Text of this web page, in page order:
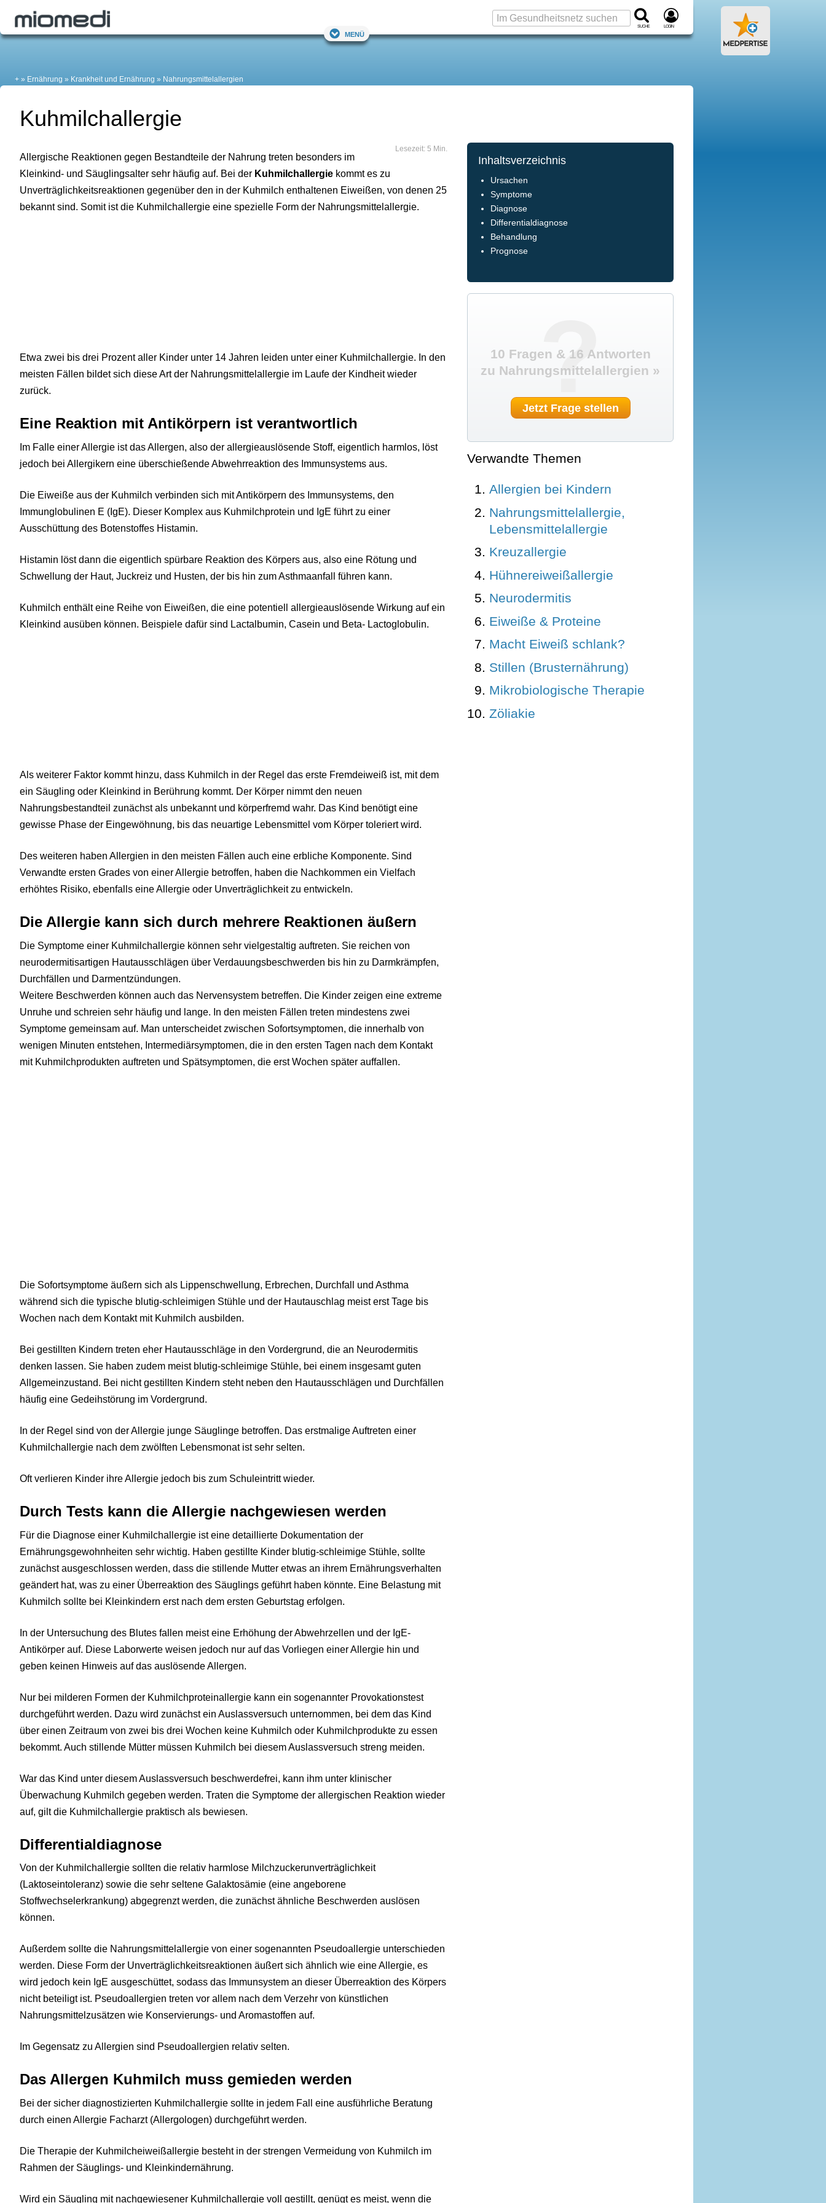
Suche Login
Menü
+ Ernährung Krankheit und Ernährung Nahrungsmittelallergien
Kuhmilchallergie
Lesezeit: 5 Min.
Allergische Reaktionen gegen Bestandteile der Nahrung treten besonders im
Kleinkind- und Säuglingsalter sehr häufig auf. Bei der Kuhmilchallergie kommt es zu
Unverträglichkeitsreaktionen gegenüber den in der Kuhmilch enthaltenen Eiweißen, von denen 25
bekannt sind. Somit ist die Kuhmilchallergie eine spezielle Form der Nahrungsmittelallergie.
Etwa zwei bis drei Prozent aller Kinder unter 14 Jahren leiden unter einer Kuhmilchallergie. In den
meisten Fällen bildet sich diese Art der Nahrungsmittelallergie im Laufe der Kindheit wieder
zurück.
Eine Reaktion mit Antikörpern ist verantwortlich
Im Falle einer Allergie ist das Allergen, also der allergieauslösende Stoff, eigentlich harmlos, löst
jedoch bei Allergikern eine überschießende Abwehrreaktion des Immunsystems aus.
Die Eiweiße aus der Kuhmilch verbinden sich mit Antikörpern des Immunsystems, den
Immunglobulinen E (IgE). Dieser Komplex aus Kuhmilchprotein und IgE führt zu einer
Ausschüttung des Botenstoffes Histamin.
Histamin löst dann die eigentlich spürbare Reaktion des Körpers aus, also eine Rötung und
Schwellung der Haut, Juckreiz und Husten, der bis hin zum Asthmaanfall führen kann.
Kuhmilch enthält eine Reihe von Eiweißen, die eine potentiell allergieauslösende Wirkung auf ein
Kleinkind ausüben können. Beispiele dafür sind Lactalbumin, Casein und Beta- Lactoglobulin.
Als weiterer Faktor kommt hinzu, dass Kuhmilch in der Regel das erste Fremdeiweiß ist, mit dem
ein Säugling oder Kleinkind in Berührung kommt. Der Körper nimmt den neuen
Nahrungsbestandteil zunächst als unbekannt und körperfremd wahr. Das Kind benötigt eine
gewisse Phase der Eingewöhnung, bis das neuartige Lebensmittel vom Körper toleriert wird.
Des weiteren haben Allergien in den meisten Fällen auch eine erbliche Komponente. Sind
Verwandte ersten Grades von einer Allergie betroffen, haben die Nachkommen ein Vielfach
erhöhtes Risiko, ebenfalls eine Allergie oder Unverträglichkeit zu entwickeln.
Die Allergie kann sich durch mehrere Reaktionen äußern
Die Symptome einer Kuhmilchallergie können sehr vielgestaltig auftreten. Sie reichen von
neurodermitisartigen Hautausschlägen über Verdauungsbeschwerden bis hin zu Darmkrämpfen,
Durchfällen und Darmentzündungen.
Weitere Beschwerden können auch das Nervensystem betreffen. Die Kinder zeigen eine extreme
Unruhe und schreien sehr häufig und lange. In den meisten Fällen treten mindestens zwei
Symptome gemeinsam auf. Man unterscheidet zwischen Sofortsymptomen, die innerhalb von
wenigen Minuten entstehen, Intermediärsymptomen, die in den ersten Tagen nach dem Kontakt
mit Kuhmilchprodukten auftreten und Spätsymptomen, die erst Wochen später auffallen.
Die Sofortsymptome äußern sich als Lippenschwellung, Erbrechen, Durchfall und Asthma
während sich die typische blutig-schleimigen Stühle und der Hautauschlag meist erst Tage bis
Wochen nach dem Kontakt mit Kuhmilch ausbilden.
Bei gestillten Kindern treten eher Hautausschläge in den Vordergrund, die an Neurodermitis
denken lassen. Sie haben zudem meist blutig-schleimige Stühle, bei einem insgesamt guten
Allgemeinzustand. Bei nicht gestillten Kindern steht neben den Hautausschlägen und Durchfällen
häufig eine Gedeihstörung im Vordergrund.
In der Regel sind von der Allergie junge Säuglinge betroffen. Das erstmalige Auftreten einer
Kuhmilchallergie nach dem zwölften Lebensmonat ist sehr selten.
Oft verlieren Kinder ihre Allergie jedoch bis zum Schuleintritt wieder.
Durch Tests kann die Allergie nachgewiesen werden
Für die Diagnose einer Kuhmilchallergie ist eine detaillierte Dokumentation der
Ernährungsgewohnheiten sehr wichtig. Haben gestillte Kinder blutig-schleimige Stühle, sollte
zunächst ausgeschlossen werden, dass die stillende Mutter etwas an ihrem Ernährungsverhalten
geändert hat, was zu einer Überreaktion des Säuglings geführt haben könnte. Eine Belastung mit
Kuhmilch sollte bei Kleinkindern erst nach dem ersten Geburtstag erfolgen.
In der Untersuchung des Blutes fallen meist eine Erhöhung der Abwehrzellen und der IgE-
Antikörper auf. Diese Laborwerte weisen jedoch nur auf das Vorliegen einer Allergie hin und
geben keinen Hinweis auf das auslösende Allergen.
Nur bei milderen Formen der Kuhmilchproteinallergie kann ein sogenannter Provokationstest
durchgeführt werden. Dazu wird zunächst ein Auslassversuch unternommen, bei dem das Kind
über einen Zeitraum von zwei bis drei Wochen keine Kuhmilch oder Kuhmilchprodukte zu essen
bekommt. Auch stillende Mütter müssen Kuhmilch bei diesem Auslassversuch streng meiden.
War das Kind unter diesem Auslassversuch beschwerdefrei, kann ihm unter klinischer
Überwachung Kuhmilch gegeben werden. Traten die Symptome der allergischen Reaktion wieder
auf, gilt die Kuhmilchallergie praktisch als bewiesen.
Differentialdiagnose
Von der Kuhmilchallergie sollten die relativ harmlose Milchzuckerunverträglichkeit
(Laktoseintoleranz) sowie die sehr seltene Galaktosämie (eine angeborene
Stoffwechselerkrankung) abgegrenzt werden, die zunächst ähnliche Beschwerden auslösen
können.
Außerdem sollte die Nahrungsmittelallergie von einer sogenannten Pseudoallergie unterschieden
werden. Diese Form der Unverträglichkeitsreaktionen äußert sich ähnlich wie eine Allergie, es
wird jedoch kein IgE ausgeschüttet, sodass das Immunsystem an dieser Überreaktion des Körpers
nicht beteiligt ist. Pseudoallergien treten vor allem nach dem Verzehr von künstlichen
Nahrungsmittelzusätzen wie Konservierungs- und Aromastoffen auf.
Im Gegensatz zu Allergien sind Pseudoallergien relativ selten.
Das Allergen Kuhmilch muss gemieden werden
Bei der sicher diagnostizierten Kuhmilchallergie sollte in jedem Fall eine ausführliche Beratung
durch einen Allergie Facharzt (Allergologen) durchgeführt werden.
Die Therapie der Kuhmilcheiweißallergie besteht in der strengen Vermeidung von Kuhmilch im
Rahmen der Säuglings- und Kleinkindernährung.
Wird ein Säugling mit nachgewiesener Kuhmilchallergie voll gestillt, genügt es meist, wenn die
Inhaltsverzeichnis
Ursachen
Symptome
Diagnose
Differentialdiagnose
Behandlung
Prognose
?
10 Fragen & 16 Antworten
zu Nahrungsmittelallergien »
Jetzt Frage stellen
Verwandte Themen
Allergien bei Kindern
Nahrungsmittelallergie,
Lebensmittelallergie
Kreuzallergie
Hühnereiweißallergie
Neurodermitis
Eiweiße & Proteine
Macht Eiweiß schlank?
Stillen (Brusternährung)
Mikrobiologische Therapie
Zöliakie